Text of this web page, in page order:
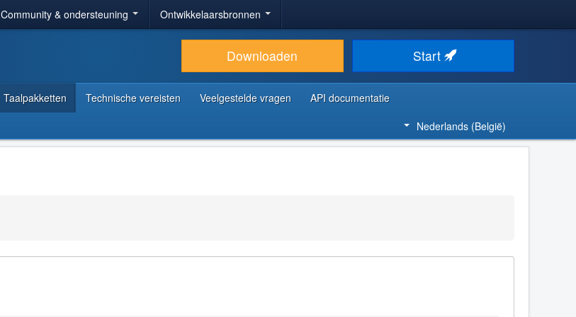
Community & ondersteuning Ontwikkelaarsbronnen
Downloaden Start
Taalpakketten Technische vereisten Veelgestelde vragen
API documentatie
Nederlands (België)